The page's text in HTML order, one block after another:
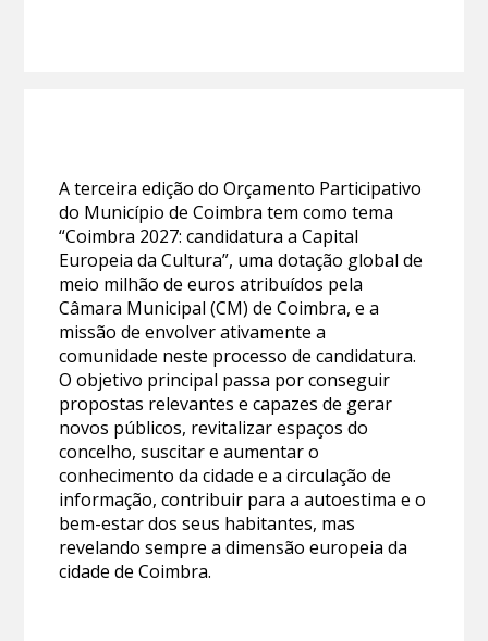
A terceira edição do Orçamento Participativo
do Município de Coimbra tem como tema
“Coimbra 2027: candidatura a Capital
Europeia da Cultura”, uma dotação global de
meio milhão de euros atribuídos pela
Câmara Municipal (CM) de Coimbra, e a
missão de envolver ativamente a
comunidade neste processo de candidatura.
O objetivo principal passa por conseguir
propostas relevantes e capazes de gerar
novos públicos, revitalizar espaços do
concelho, suscitar e aumentar o
conhecimento da cidade e a circulação de
informação, contribuir para a autoestima e o
bem-estar dos seus habitantes, mas
revelando sempre a dimensão europeia da
cidade de Coimbra.